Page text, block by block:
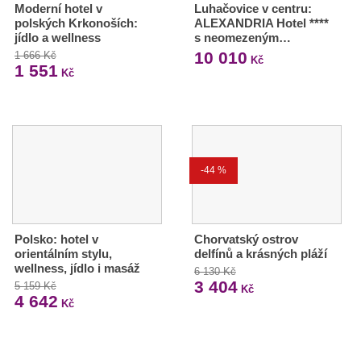
Moderní hotel v
polských Krkonoších:
jídlo a wellness
1 666 Kč
1 551 Kč
Luhačovice v centru:
ALEXANDRIA Hotel ****
s neomezeným…
10 010 Kč
Polsko: hotel v
orientálním stylu,
wellness, jídlo i masáž
5 159 Kč
4 642 Kč
-44 %
Chorvatský ostrov
delfínů a krásných pláží
6 130 Kč
3 404Kč